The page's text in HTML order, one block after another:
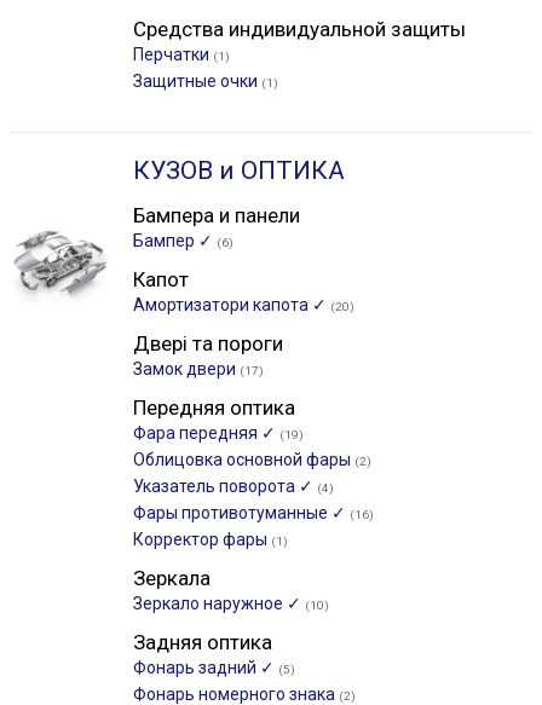
Средства индивидуальной защиты
Перчатки (1)
Защитные очки (1)
КУЗОВ и ОПТИКА
Бампера и панели
Бампер ✓ (6)
Капот
Амортизатори капота ✓ (20)
Двері та пороги
Замок двери (17)
Передняя оптика
Фара передняя ✓ (19)
Облицовка основной фары (2)
Указатель поворота ✓ (4)
Фары противотуманные ✓ (16)
Корректор фары (1)
Зеркала
Зеркало наружное ✓ (10)
Задняя оптика
Фонарь задний ✓ (5)
Фонарь номерного знака (2)